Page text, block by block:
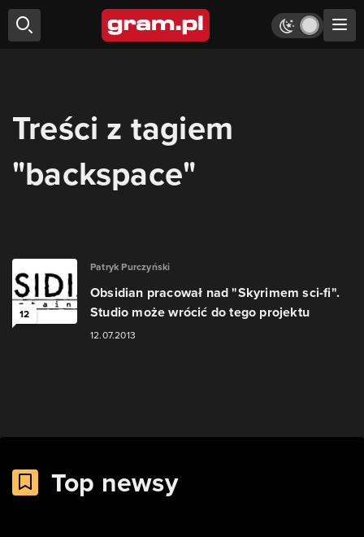
Treści z tagiem
"backspace"
12
Patryk Purczyński
Obsidian pracował nad "Skyrimem sci-fi".
Studio może wrócić do tego projektu
12.07.2013
Top newsy